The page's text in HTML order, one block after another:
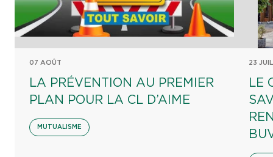
07 AOÛT
LA PRÉVENTION AU PREMIER
PLAN POUR LA CL D’AIME
MUTUALISME
23
LE